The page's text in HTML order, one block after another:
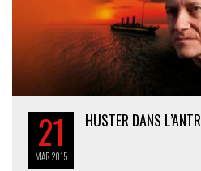
21
MAR2015
HUSTER DANS